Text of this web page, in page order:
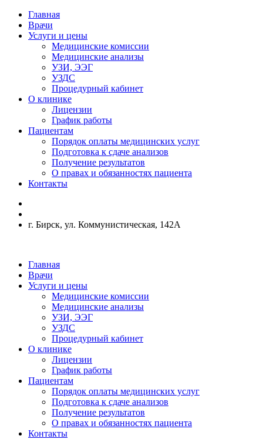
Главная
Врачи
Услуги и цены
Медицинские комиссии
Медицинские анализы
УЗИ, ЭЭГ
УЗДС
Процедурный кабинет
О клинике
Лицензии
График работы
Пациентам
Порядок оплаты медицинских услуг
Подготовка к сдаче анализов
Получение результатов
О правах и обязанностях пациента
Контакты
г. Бирск, ул. Коммунистическая, 142А
Главная
Врачи
Услуги и цены
Медицинские комиссии
Медицинские анализы
УЗИ, ЭЭГ
УЗДС
Процедурный кабинет
О клинике
Лицензии
График работы
Пациентам
Порядок оплаты медицинских услуг
Подготовка к сдаче анализов
Получение результатов
О правах и обязанностях пациента
Контакты